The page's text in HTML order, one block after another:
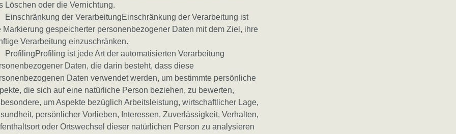
Löschen oder die Vernichtung.
der VerarbeitungEinschränkung der Verarbeitung ist
Markierung gespeicherter personenbezogener Daten mit dem Ziel, ihre
Verarbeitung einzuschränken.
ist jede Art der automatisierten Verarbeitung
Daten, die darin besteht, dass diese
Daten verwendet werden, um bestimmte persönliche
die sich auf eine natürliche Person beziehen, zu bewerten,
um Aspekte bezüglich Arbeitsleistung, wirtschaftlicher Lage,
persönlicher Vorlieben, Interessen, Zuverlässigkeit, Verhalten,
oder Ortswechsel dieser natürlichen Person zu analysieren